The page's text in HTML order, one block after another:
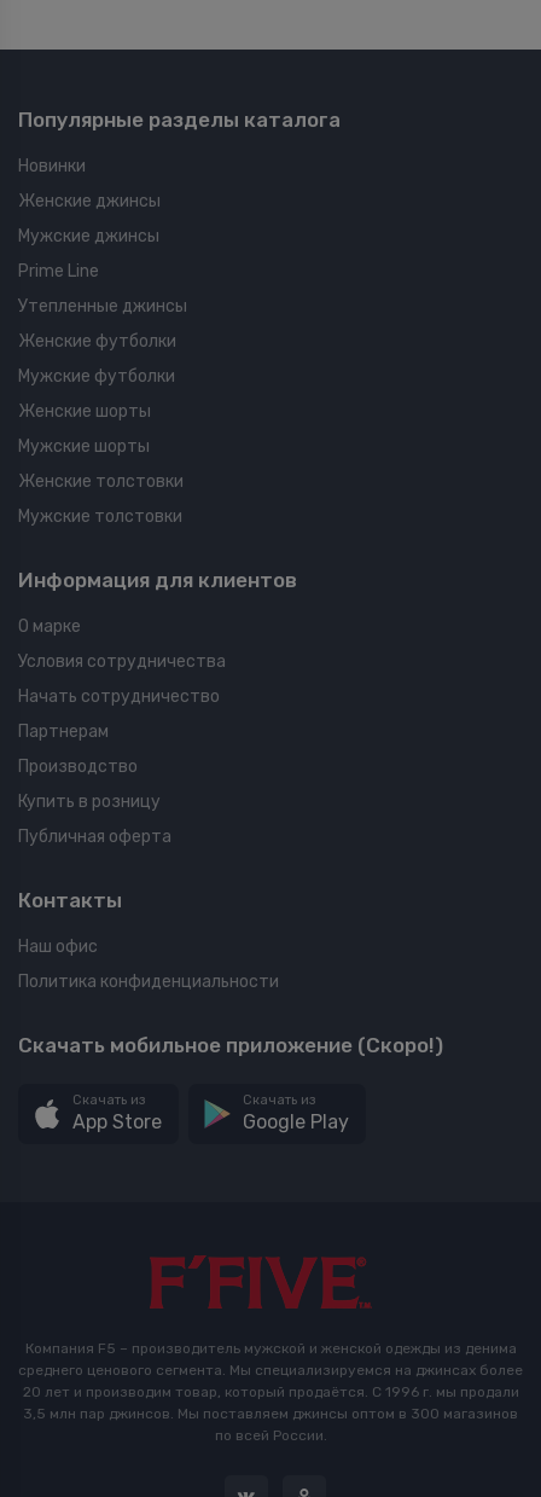
Популярные разделы каталога
Новинки
Женские джинсы
Мужские джинсы
Prime Line
Утепленные джинсы
Женские футболки
Мужские футболки
Женские шорты
Мужские шорты
Женские толстовки
Мужские толстовки
Информация для клиентов
О марке
Условия сотрудничества
Начать сотрудничество
Партнерам
Производство
Купить в розницу
Публичная оферта
Контакты
Наш офис
Политика конфиденциальности
Скачать мобильное приложение (Скоро!)
Скачать из
App Store
Скачать из
Google Play
Компания F5 – производитель мужской и женской одежды из денима
среднего ценового сегмента. Мы специализируемся на джинсах более
20 лет и производим товар, который продаётся. С 1996 г. мы продали
3,5 млн пар джинсов. Мы поставляем джинсы оптом в 300 магазинов
по всей России.